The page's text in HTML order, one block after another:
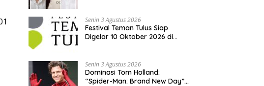
Senin 3 Agustus 2026
Festival Teman Tulus Siap
Digelar 10 Oktober 2026 di
Senin 3 Agustus 2026
Dominasi Tom Holland:
“Spider-Man: Brand New Day”